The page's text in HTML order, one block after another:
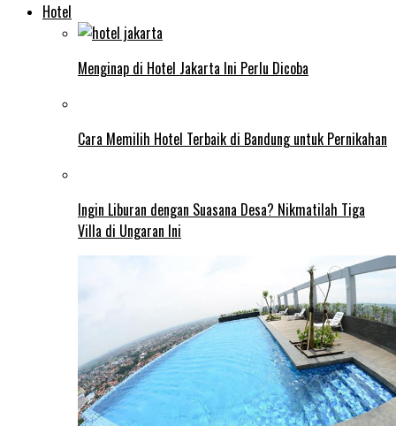
Hotel
Menginap di Hotel Jakarta Ini Perlu Dicoba
Cara Memilih Hotel Terbaik di Bandung untuk Pernikahan
Ingin Liburan dengan Suasana Desa? Nikmatilah Tiga
Villa di Ungaran Ini